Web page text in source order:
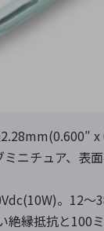
x
ニチュア、表
。12～
絶縁抵抗と100